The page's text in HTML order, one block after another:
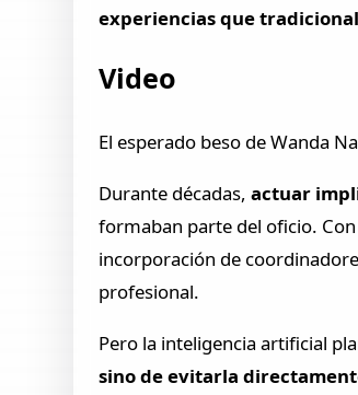
experiencias que
Video
El esperado beso de Wanda
Durante décadas,actuar
formaban parte del oficio.
incorporación de
profesional.
Pero la inteligencia artificial
sino de evitarla